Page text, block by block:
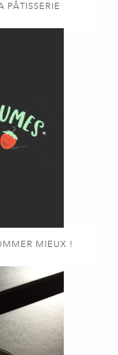
PÂTISSERIE
MIEUX !